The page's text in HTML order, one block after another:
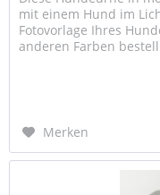
mit einem Hund im
Fotovorlage Ihres
anderen Farben
Merken